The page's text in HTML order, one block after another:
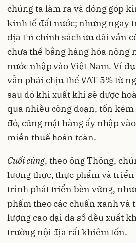
chúng ta làm ra và đóng góp
kinh tế đất nước; nhưng ngay
địa thì chính sách ưu đãi vẫn
chưa thể bằng hàng hóa nông
nước nhập vào Việt Nam. Ví
vẫn phải chịu thế VAT 5% từ
sau đó khi xuất khi sẽ được
qua nhiều công đoạn, tốn
đó, cũng mặt hàng ấy nhập
miễn thuế hoàn toàn.
Cuối cùng, theo ông Thông,
lương thực, thực phẩm và
trình phát triển bền vững,
phẩm theo các chuẩn xanh và
lượng cao đại đa số đều xuất
trường nội địa rất khiêm tốn.